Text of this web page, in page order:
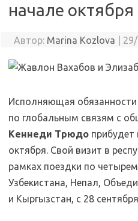
начале октября
Автор: Marina Kozlova
Исполняющая
по глобальным связям с
Кеннеди Трюдо прибудет
октября. Свой визит в
рамках поездки по
Узбекистана, Непал,
и Кыргызстан, с 28